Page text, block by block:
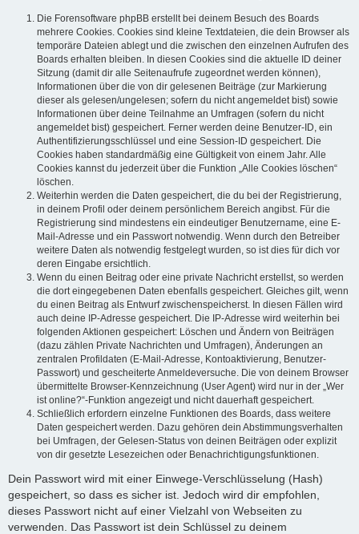
Die Forensoftware phpBB erstellt bei deinem Besuch des Boards
mehrere Cookies. Cookies sind kleine Textdateien, die dein Browser als
temporäre Dateien ablegt und die zwischen den einzelnen Aufrufen des
Boards erhalten bleiben. In diesen Cookies sind die aktuelle ID deiner
Sitzung (damit dir alle Seitenaufrufe zugeordnet werden können),
Informationen über die von dir gelesenen Beiträge (zur Markierung
dieser als gelesen/ungelesen; sofern du nicht angemeldet bist) sowie
Informationen über deine Teilnahme an Umfragen (sofern du nicht
angemeldet bist) gespeichert. Ferner werden deine Benutzer-ID, ein
Authentifizierungsschlüssel und eine Session-ID gespeichert. Die
Cookies haben standardmäßig eine Gültigkeit von einem Jahr. Alle
Cookies kannst du jederzeit über die Funktion „Alle Cookies löschen“
löschen.
Weiterhin werden die Daten gespeichert, die du bei der Registrierung,
in deinem Profil oder deinem persönlichem Bereich angibst. Für die
Registrierung sind mindestens ein eindeutiger Benutzername, eine E-
Mail-Adresse und ein Passwort notwendig. Wenn durch den Betreiber
weitere Daten als notwendig festgelegt wurden, so ist dies für dich vor
deren Eingabe ersichtlich.
Wenn du einen Beitrag oder eine private Nachricht erstellst, so werden
die dort eingegebenen Daten ebenfalls gespeichert. Gleiches gilt, wenn
du einen Beitrag als Entwurf zwischenspeicherst. In diesen Fällen wird
auch deine IP-Adresse gespeichert. Die IP-Adresse wird weiterhin bei
folgenden Aktionen gespeichert: Löschen und Ändern von Beiträgen
(dazu zählen Private Nachrichten und Umfragen), Änderungen an
zentralen Profildaten (E-Mail-Adresse, Kontoaktivierung, Benutzer-
Passwort) und gescheiterte Anmeldeversuche. Die von deinem Browser
übermittelte Browser-Kennzeichnung (User Agent) wird nur in der „Wer
ist online?“-Funktion angezeigt und nicht dauerhaft gespeichert.
Schließlich erfordern einzelne Funktionen des Boards, dass weitere
Daten gespeichert werden. Dazu gehören dein Abstimmungsverhalten
bei Umfragen, der Gelesen-Status von deinen Beiträgen oder explizit
von dir gesetzte Lesezeichen oder Benachrichtigungsfunktionen.
Dein Passwort wird mit einer Einwege-Verschlüsselung (Hash)
gespeichert, so dass es sicher ist. Jedoch wird dir empfohlen,
dieses Passwort nicht auf einer Vielzahl von Webseiten zu
verwenden. Das Passwort ist dein Schlüssel zu deinem